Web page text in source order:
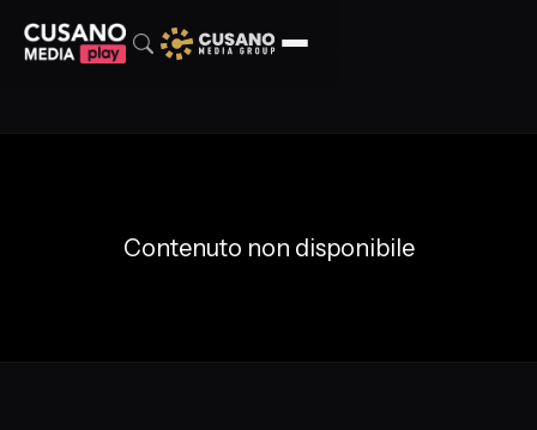
Contenuto non disponibile